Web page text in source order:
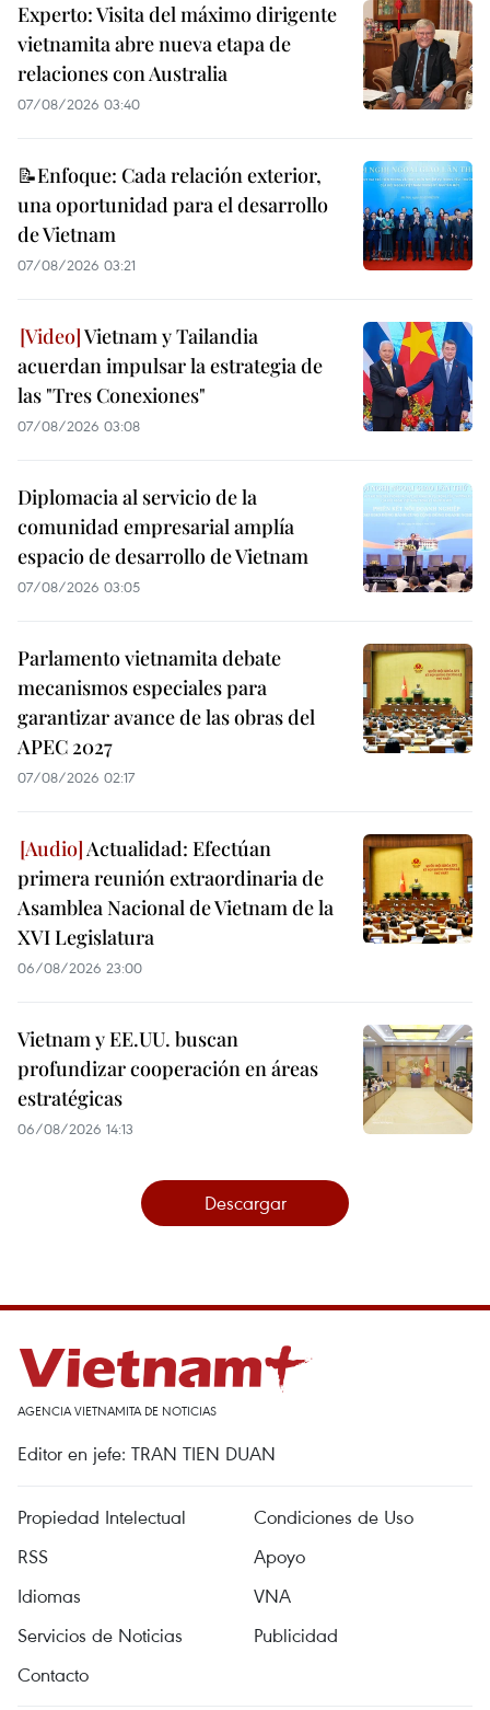
Experto: Visita del máximo dirigente
vietnamita abre nueva etapa de
relaciones con Australia
07/08/2026 03:40
📝Enfoque: Cada relación exterior,
una oportunidad para el desarrollo
de Vietnam
07/08/2026 03:21
Vietnam y Tailandia
acuerdan impulsar la estrategia de
las "Tres Conexiones"
07/08/2026 03:08
Diplomacia al servicio de la
comunidad empresarial amplía
espacio de desarrollo de Vietnam
07/08/2026 03:05
Parlamento vietnamita debate
mecanismos especiales para
garantizar avance de las obras del
APEC 2027
07/08/2026 02:17
Actualidad: Efectúan
primera reunión extraordinaria de
Asamblea Nacional de Vietnam de la
XVI Legislatura
06/08/2026 23:00
Vietnam y EE.UU. buscan
profundizar cooperación en áreas
estratégicas
06/08/2026 14:13
Descargar
AGENCIA VIETNAMITA DE NOTICIAS
Editor en jefe: TRAN TIEN DUAN
Propiedad Intelectual
Condiciones de Uso
RSS
Apoyo
Idiomas
VNA
Servicios de Noticias
Publicidad
Contacto